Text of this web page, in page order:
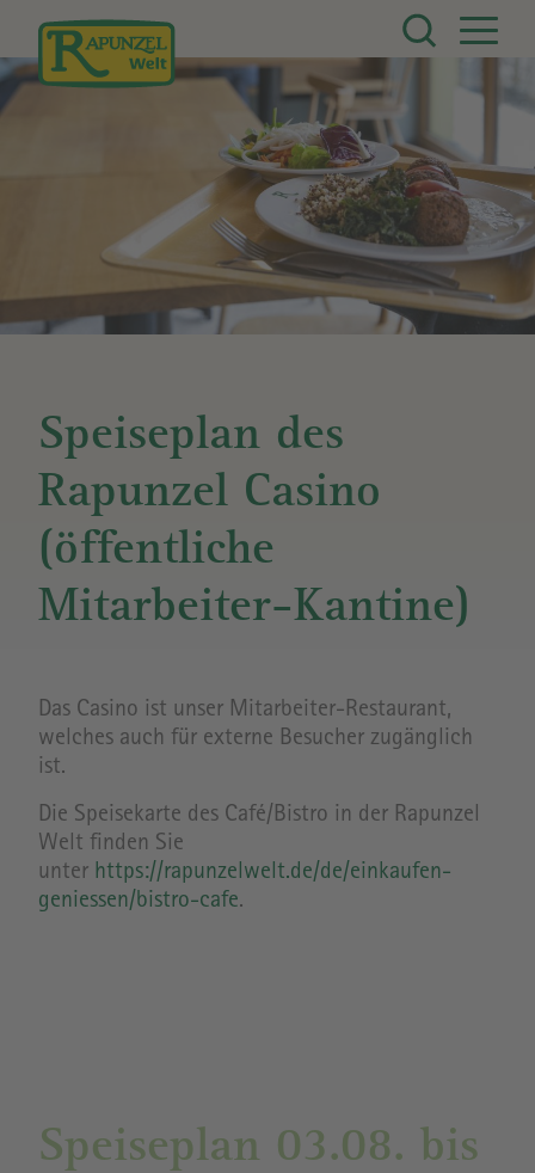
Direkt zum Inhalt
Speiseplan des
Rapunzel Casino
(öffentliche
Mitarbeiter-Kantine)
Das Casino ist unser Mitarbeiter-Restaurant,
welches auch für externe Besucher zugänglich
ist.
Die Speisekarte des Café/Bistro in der Rapunzel
Welt finden Sie
unter https://rapunzelwelt.de/de/einkaufen-
geniessen/bistro-cafe.
Speiseplan 03.08. bis